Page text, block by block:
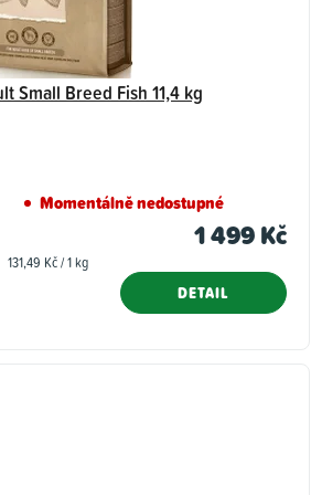
Small Breed Fish 11,4 kg
Momentálně nedostupné
1 499 Kč
Měrná
131,49 Kč / 1 kg
DETAIL